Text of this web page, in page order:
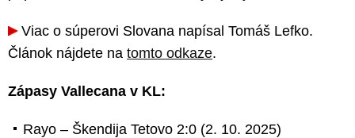
Viac o súperovi Slovana napísal Tomáš Lefko.
Článok nájdete na tomto odkaze.
Zápasy Vallecana v KL:
Rayo – Škendija Tetovo 2:0 (2. 10. 2025)